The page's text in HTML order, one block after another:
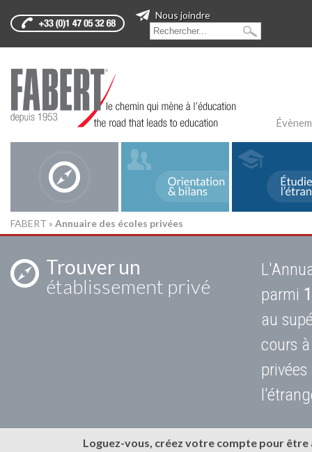
Nous joindre
FABERT » Annuaire des écoles privées
Trouver un
établissement privé
parmi
au
cours
Loguez-vous, créez votre compte pour